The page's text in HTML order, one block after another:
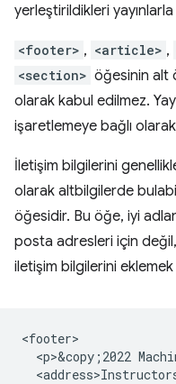
yerleştirildikleri
<footer> , <article> ,
<section> öğesinin alt
olarak kabul edilmez.
işaretlemeye bağlı
İletişim bilgilerini
olarak altbilgilerde
öğesidir. Bu öğe, iyi
posta adresleri için değil,
iletişim bilgilerini eklemek
<footer>
<p>&copy;2022